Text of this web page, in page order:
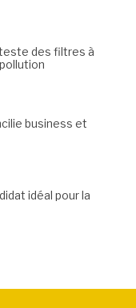
des filtres à
business et
idéal pour la